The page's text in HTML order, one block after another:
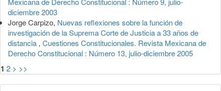
diciembre 2003
Jorge Carpizo, Nuevas reflexiones sobre la función de
investigación de la Suprema Corte de Justicia a 33 años de
distancia , Cuestiones Constitucionales. Revista Mexicana de
Derecho Constitucional : Número 13, julio-diciembre 2005
1 2 > >>